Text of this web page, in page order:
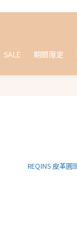
SALE 期間限定